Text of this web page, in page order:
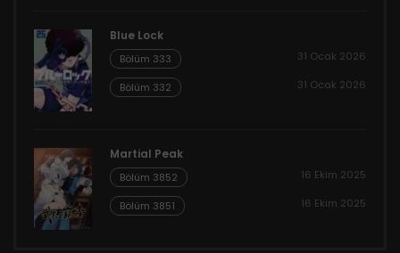
Blue Lock
Bölüm 333 31 Ocak 2026
Bölüm 332 31 Ocak 2026
Martial Peak
Bölüm 3852 16 Ekim 2025
Bölüm 3851 16 Ekim 2025